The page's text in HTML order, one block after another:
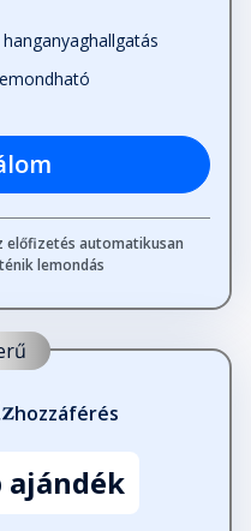
előfizetés automatikusan
lemondás
hozzáférés
ajándék